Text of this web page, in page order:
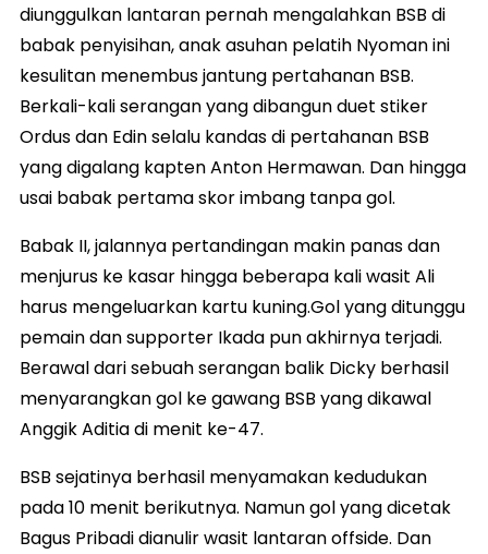
diunggulkan lantaran pernah mengalahkan BSB di
babak penyisihan, anak asuhan pelatih Nyoman ini
kesulitan menembus jantung pertahanan BSB.
Berkali-kali serangan yang dibangun duet stiker
Ordus dan Edin selalu kandas di pertahanan BSB
yang digalang kapten Anton Hermawan. Dan hingga
usai babak pertama skor imbang tanpa gol.
Babak II, jalannya pertandingan makin panas dan
menjurus ke kasar hingga beberapa kali wasit Ali
harus mengeluarkan kartu kuning.Gol yang ditunggu
pemain dan supporter Ikada pun akhirnya terjadi.
Berawal dari sebuah serangan balik Dicky berhasil
menyarangkan gol ke gawang BSB yang dikawal
Anggik Aditia di menit ke-47.
BSB sejatinya berhasil menyamakan kedudukan
pada 10 menit berikutnya. Namun gol yang dicetak
Bagus Pribadi dianulir wasit lantaran offside. Dan